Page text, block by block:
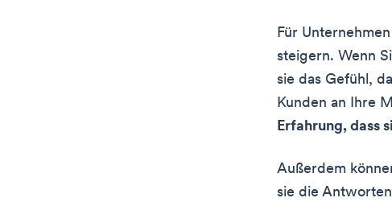
Für
steigern. Wenn
sie das Gefühl,
Kunden an Ihre
Erfahrung, dass
Außerdem
sie die